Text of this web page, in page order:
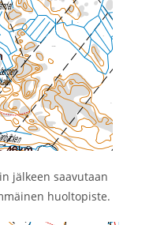
jälkeen saavutaan
huoltopiste.